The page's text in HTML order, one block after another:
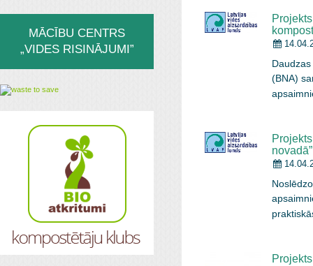
(BNA)
novadā”
MĀCĪBU CENTRS
„VIDES RISINĀJUMI”